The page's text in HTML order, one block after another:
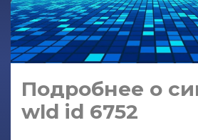
Подробнее о
wld id 6752